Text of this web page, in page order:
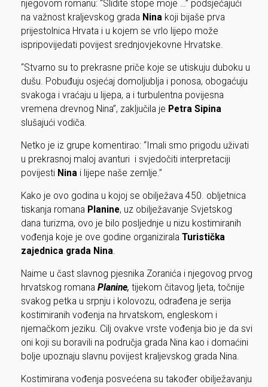
njegovom romanu: “Slidite stope moje …” podsjećajući
na važnost kraljevskog grada Ninakoji bijaše prva
prijestolnica Hrvata i u kojem se vrlo lijepo može
ispripovijedati povijest srednjovjekovne Hrvatske.
“Stvarno su to prekrasne priče koje se utiskuju duboku u
dušu. Pobuđuju osjećaj domoljublja i ponosa, obogaćuju
svakoga i vraćaju u lijepa, a i turbulentna povijesna
vremena drevnog Nina”, zaključila je Petra Sipina
slušajući vodiča.
Netko je iz grupe komentirao: “Imali smo prigodu uživati
u prekrasnoj maloj avanturi i svjedočiti interpretaciji
povijesti Ninai lijepe naše zemlje.”
Kako je ovo godina u kojoj se obilježava 450. obljetnica
tiskanja romanaPlanine, uz obilježavanje Svjetskog
dana turizma, ovo je bilo posljednje u nizu kostimiranih
vođenja koje je ove godine organizirala Turistička
zajednica grada Nina.
Naime u čast slavnog pjesnika Zoranića i njegovog prvog
hrvatskog romana Planine, tijekom čitavog ljeta, točnije
svakog petka u srpnju i kolovozu, odrađena je serija
kostimiranih vođenja na hrvatskom, engleskom i
njemačkom jeziku. Cilj ovakve vrste vođenja bio je da svi
oni koji su boravili na područja grada Nina kao i domaćini
bolje upoznaju slavnu povijest kraljevskog grada Nina.
Kostimirana vođenja posvećena su također obilježavanju